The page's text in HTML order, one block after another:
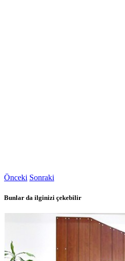
Önceki Sonraki
Bunlar da ilginizi çekebilir